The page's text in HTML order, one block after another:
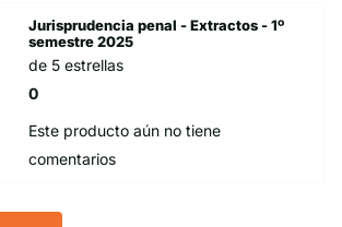
Jurisprudencia penal - Extractos - 1º
semestre 2025
0
de 5 estrellas
Este producto aún no tiene
comentarios